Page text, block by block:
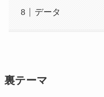
データ
裏テーマ